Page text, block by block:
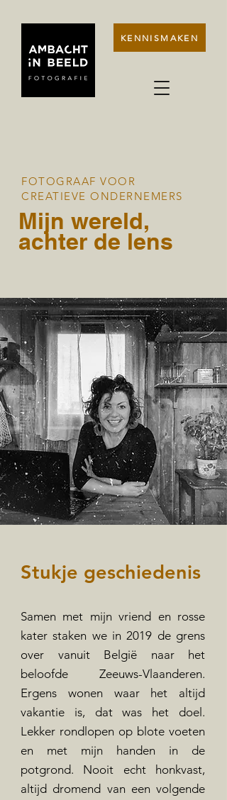
KENNISMAKEN
FOTOGRAAF VOOR
CREATIEVE ONDERNEMERS
Mijn wereld,
achter de lens
Stukje geschiedenis
Samen met mijn vriend en rosse
kater staken we in 2019 de grens
over vanuit België naar het
beloofde Zeeuws-Vlaanderen.
Ergens wonen waar het altijd
vakantie is, dat was het doel.
Lekker rondlopen op blote voeten
en met mijn handen in de
potgrond. Nooit echt honkvast,
altijd dromend van een volgende